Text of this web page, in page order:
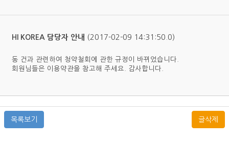
HI KOREA 담당자 안내 (2017-02-09 14:31:50.0)
동 건과 관련하여 청약철회에 관한 규정이 바뀌었습니다.
회원님들은 이용약관을 참고해 주세요. 감사합니다.
목록보기 글삭제